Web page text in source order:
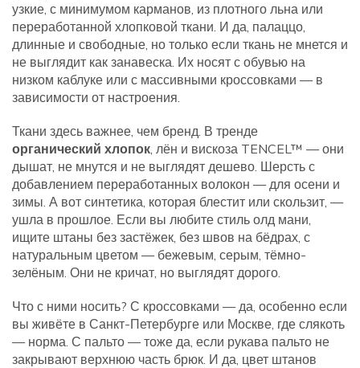
узкие, с минимумом карманов, из плотного льна или
переработанной хлопковой ткани. И да, палаццо,
длинные и свободные, но только если ткань не мнется и
не выглядит как занавеска. Их носят с обувью на
низком каблуке или с массивными кроссовками — в
зависимости от настроения.
Ткани здесь важнее, чем бренд. В тренде
органический хлопок, лён и вискоза TENCEL™ — они
дышат, не мнутся и не выглядят дешево. Шерсть с
добавлением переработанных волокон — для осени и
зимы. А вот синтетика, которая блестит или скользит, —
ушла в прошлое. Если вы любите стиль олд мани,
ищите штаны без застёжек, без швов на бёдрах, с
натуральным цветом — бежевым, серым, тёмно-
зелёным. Они не кричат, но выглядят дорого.
Что с ними носить? С кроссовками — да, особенно если
вы живёте в Санкт-Петербурге или Москве, где слякоть
— норма. С пальто — тоже да, если рукава пальто не
закрывают верхнюю часть брюк. И да, цвет штанов